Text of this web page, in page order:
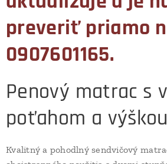
preveriť priamo
0907601165.
Penový matrac s
poťahom a
Kvalitný a pohodlný sendvičový